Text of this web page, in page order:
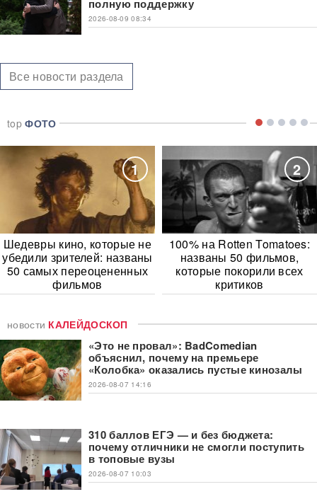
полную поддержку
2026-08-09 08:34
Все новости раздела
topФОТО
1
Шедевры кино, которые не
убедили зрителей: названы
50 самых переоцененных
фильмов
2
100% на Rotten Tomatoes:
названы 50 фильмов,
которые покорили всех
критиков
новости КАЛЕЙДОСКОП
«Это не провал»: BadComedian
объяснил, почему на премьере
«Колобка» оказались пустые кинозалы
2026-08-07 14:16
310 баллов ЕГЭ — и без бюджета:
почему отличники не смогли поступить
в топовые вузы
2026-08-07 10:03